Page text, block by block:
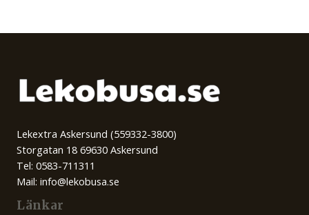
Lekextra Askersund (559332-3800)
Storgatan 18 69630 Askersund
Tel: 0583-711311
Mail: info@lekobusa.se
Länkar